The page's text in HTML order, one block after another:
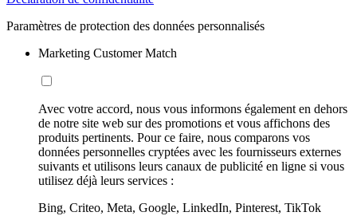
Paramètres de protection des données personnalisés
Marketing Customer Match
Avec votre accord, nous vous informons également en dehors
de notre site web sur des promotions et vous affichons des
produits pertinents. Pour ce faire, nous comparons vos
données personnelles cryptées avec les fournisseurs externes
suivants et utilisons leurs canaux de publicité en ligne si vous
utilisez déjà leurs services :
Bing, Criteo, Meta, Google, LinkedIn, Pinterest, TikTok